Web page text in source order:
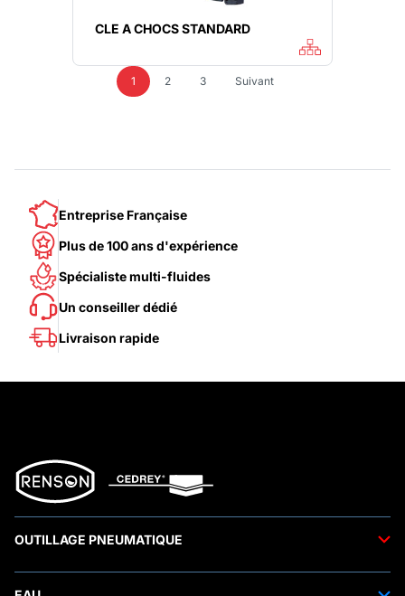
CLE A CHOCS STANDARD
1 2 3 Suivant
Entreprise Française
Plus de 100 ans d'expérience
Spécialiste multi-fluides
Un conseiller dédié
Livraison rapide
OUTILLAGE PNEUMATIQUE